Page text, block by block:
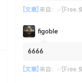
[文章] 来自： ✅[Free.免费] 国产 | 新能源+
figoble
6666
[文章] 来自： ✅[Free.免费] 凯迪拉克cadillac